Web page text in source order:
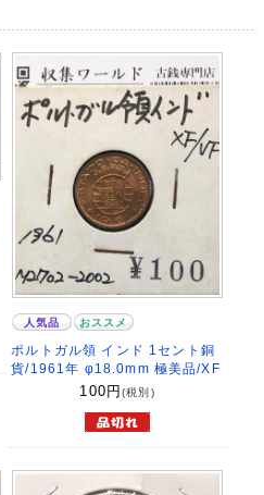
人気品 おススメ
ポルトガル領 インド 1セント銅
貨/1961年 φ18.0mm 極美品/XF
100 円(税別)